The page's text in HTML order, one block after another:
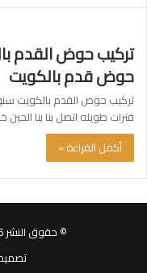
حوض قدم بالكويت
تركيب حوض القدم بالكويت
فترات طويله اتصل بنا بنا الحين خدمه ٢٤ساعه
أكمل القراءة »
© حقوق النشر 2026، جميع الحقوق محفوظة